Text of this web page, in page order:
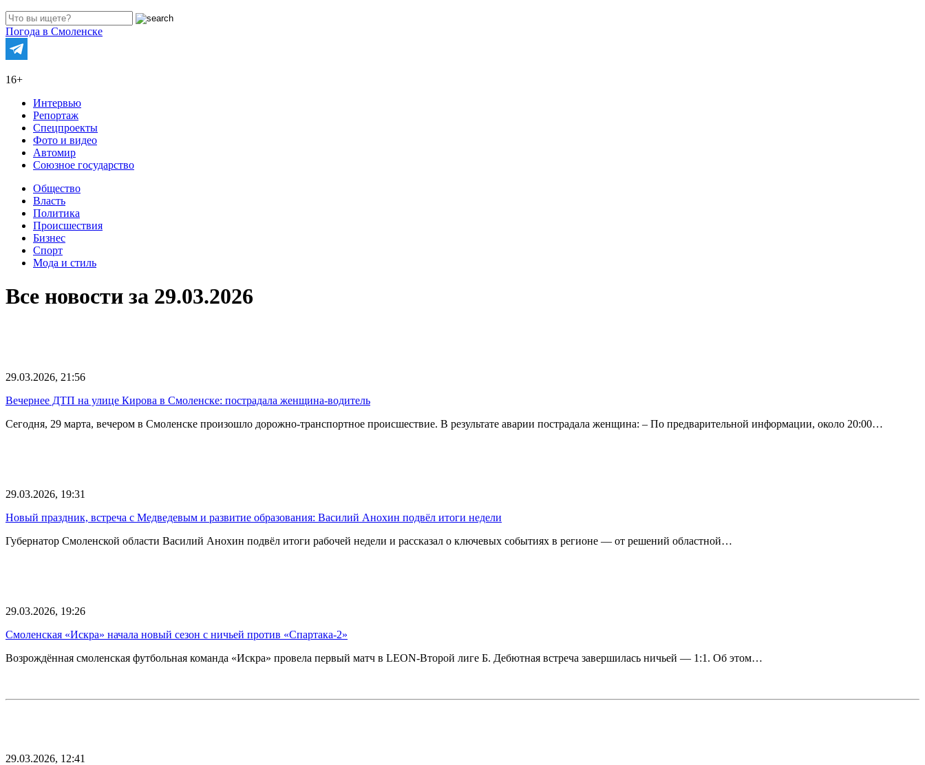
Погода в Смоленске
16+
Интервью
Репортаж
Спецпроекты
Фото и видео
Автомир
Союзное государство
Общество
Власть
Политика
Происшествия
Бизнес
Спорт
Мода и стиль
Все новости за 29.03.2026
29.03.2026, 21:56
Вечернее ДТП на улице Кирова в Смоленске: пострадала женщина-водитель
Сегодня, 29 марта, вечером в Смоленске произошло дорожно-транспортное происшествие. В результате аварии пострадала женщина: – По предварительной информации, около 20:00…
29.03.2026, 19:31
Новый праздник, встреча с Медведевым и развитие образования: Василий Анохин подвёл итоги недели
Губернатор Смоленской области Василий Анохин подвёл итоги рабочей недели и рассказал о ключевых событиях в регионе — от решений областной…
29.03.2026, 19:26
Смоленская «Искра» начала новый сезон с ничьей против «Спартака-2»
Возрождённая смоленская футбольная команда «Искра» провела первый матч в LEON-Второй лиге Б. Дебютная встреча завершилась ничьей — 1:1. Об этом…
29.03.2026, 12:41